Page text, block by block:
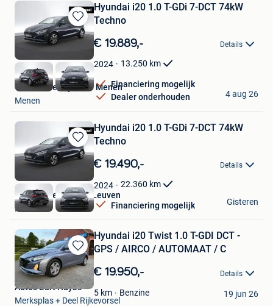
Bewaren
in
Favorieten
Hyundai i20 1.0 T-GDi 7-DCT 74kW
Techno
€ 19.889,- Details
2024 13.250 km
Financiering mogelijk
Dealer onderhouden
Van Mossel Hyundai Menen
Menen
4 aug 26
Bewaren
in
Favorieten
Hyundai i20 1.0 T-GDi 7-DCT 74kW
Techno
€ 19.490,- Details
2024 22.360 km
Financiering mogelijk
Van Mossel Citroen Leuven
Herent
Gisteren
Bewaren
in
Mijn
Favorieten
Hyundai i20 Twist 1.0 T-GDI DCT -
GPS / AIRCO / AUTOMAAT / C
€ 19.950,- Details
5 km Benzine
Auto's Bart Huybs
Merksplas + Deel Rijkevorsel
19 jun 26